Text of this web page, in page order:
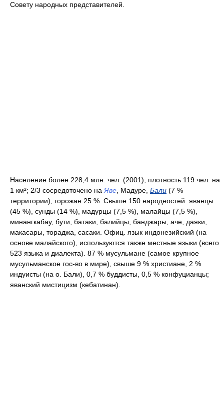
Совету народных представителей.
Население более 228,4 млн. чел. (2001); плотность 119 чел. на
1 км²; 2/3 сосредоточено на Яве , Мадуре, Бали (7 %
территории); горожан 25 %. Свыше 150 народностей: яванцы
(45 %), сунды (14 %), мадурцы (7,5 %), малайцы (7,5 %),
минангкабау, бути, батаки, балийцы, банджары, аче, даяки,
макасары, тораджа, сасаки. Офиц. язык индонезийский (на
основе малайского), используются также местные языки (всего
523 языка и диалекта). 87 % мусульмане (самое крупное
мусульманское гос-во в мире), свыше 9 % христиане, 2 %
индуисты (на о. Бали), 0,7 % буддисты, 0,5 % конфуцианцы;
яванский мистицизм (кебатинан).